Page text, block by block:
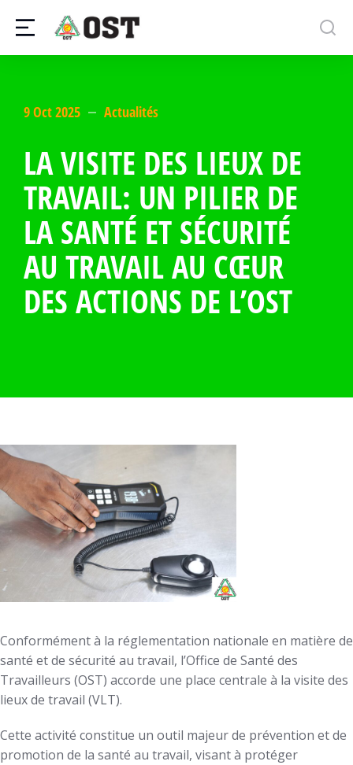
9 Oct 2025 Actualités
LA VISITE DES LIEUX DE
TRAVAIL: UN PILIER DE
LA SANTÉ ET SÉCURITÉ
AU TRAVAIL AU CŒUR
DES ACTIONS DE L’OST
Conformément à la réglementation nationale en matière de
santé et de sécurité au travail, l’Office de Santé des
Travailleurs (OST) accorde une place centrale à la visite des
lieux de travail (VLT).
Cette activité constitue un outil majeur de prévention et de
promotion de la santé au travail, visant à protéger